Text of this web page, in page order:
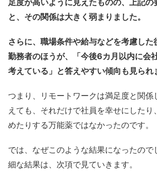
足度が高いように見えたものの、上記の
と、その関係は大きく弱まりました。
さらに、職場条件や給与などを考慮した
勤務者のほうが、「今後6カ月以内に会
考えている」と答えやすい傾向も見られ
つまり、リモートワークは満足度と関係
えても、それだけで社員を幸せにしたり
めたりする万能薬ではなかったのです。
では、なぜこのような結果になったので
細な結果は、次項で見ていきます。